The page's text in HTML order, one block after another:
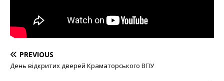
PREVIOUS
День відкритих дверей Краматорського ВПУ